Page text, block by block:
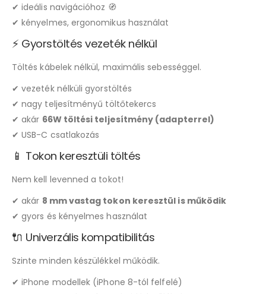
✔ ideális navigációhoz 🧭
✔ kényelmes, ergonomikus használat
⚡ Gyorstöltés vezeték nélkül
Töltés kábelek nélkül, maximális sebességgel.
✔ vezeték nélküli gyorstöltés
✔ nagy teljesítményű töltőtekercs
✔ akár 66W töltési teljesítmény (adapterrel)
✔ USB-C csatlakozás
📱 Tokon keresztüli töltés
Nem kell levenned a tokot!
✔ akár 8 mm vastag tokon keresztül is működik
✔ gyors és kényelmes használat
🔌 Univerzális kompatibilitás
Szinte minden készülékkel működik.
✔ iPhone modellek (iPhone 8-tól felfelé)